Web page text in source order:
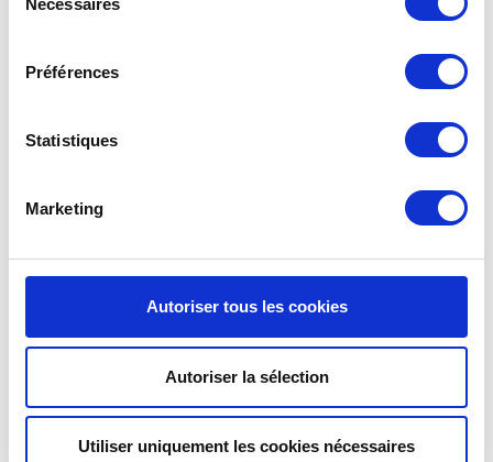
Préférences
Statistiques
Marketing
Autoriser tous les cookies
Autoriser la sélection
Utiliser uniquement les cookies nécessaires
DES TASSES À CAFÉ
NOMADES 100% MADE-
IN-FRANCE